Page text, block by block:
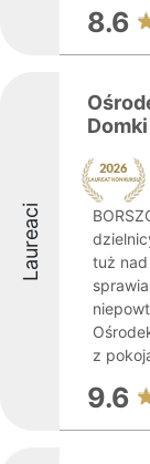
8.6
Laureaci
tuż
z
9.6